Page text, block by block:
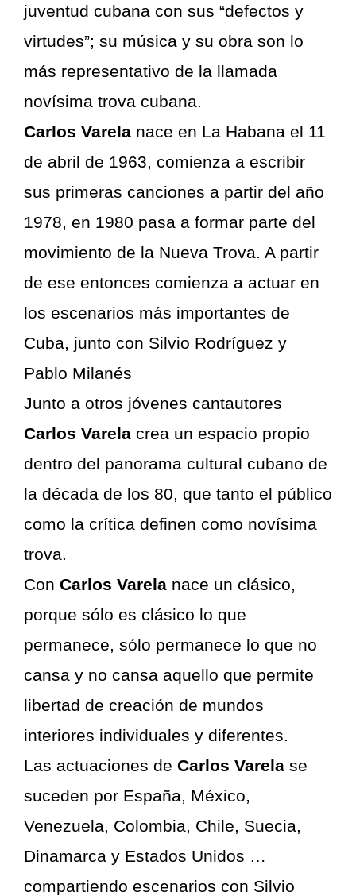
juventud cubana con sus “defectos y
virtudes”; su música y su obra son lo
más representativo de la llamada
novísima trova cubana.
Carlos Varela nace en La Habana el 11
de abril de 1963, comienza a escribir
sus primeras canciones a partir del año
1978, en 1980 pasa a formar parte del
movimiento de la Nueva Trova. A partir
de ese entonces comienza a actuar en
los escenarios más importantes de
Cuba, junto con Silvio Rodríguez y
Pablo Milanés
Junto a otros jóvenes cantautores
Carlos Varela crea un espacio propio
dentro del panorama cultural cubano de
la década de los 80, que tanto el público
como la crítica definen como novísima
trova.
Con Carlos Varela nace un clásico,
porque sólo es clásico lo que
permanece, sólo permanece lo que no
cansa y no cansa aquello que permite
libertad de creación de mundos
interiores individuales y diferentes.
Las actuaciones de Carlos Varela se
suceden por España, México,
Venezuela, Colombia, Chile, Suecia,
Dinamarca y Estados Unidos …
compartiendo escenarios con Silvio